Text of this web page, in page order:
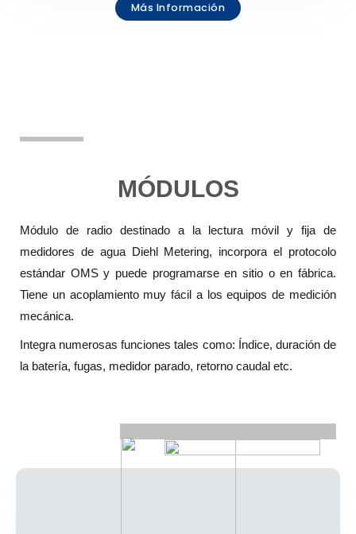
Más Información
MÓDULOS
Módulo de radio destinado a la lectura móvil y fija de
medidores de agua Diehl Metering, incorpora el protocolo
estándar OMS y puede programarse en sitio o en fábrica.
Tiene un acoplamiento muy fácil a los equipos de medición
mecánica.
Integra numerosas funciones tales como: Índice, duración de
la batería, fugas, medidor parado, retorno caudal etc.